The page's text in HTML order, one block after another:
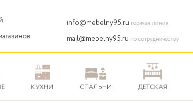
info@mebelny95.ru горячая линия
mail@mebelny95.ru по сотрудничеству
КУХНИ СПАЛЬНИ ДЕТСКАЯ